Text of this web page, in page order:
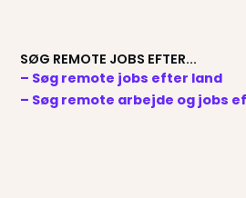
SØG REMOTE JOBS EFTER...
– Søg remote jobs efter land
– Søg remote arbejde og jobs